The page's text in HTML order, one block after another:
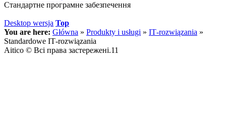
Стандартне програмне забезпечення
Desktop wersja Top
You are here: Główna » Produkty i usługi » ІТ-rozwiązania »
Standardowe ІТ-rozwiązania
Aitico © Всі права застережені.11